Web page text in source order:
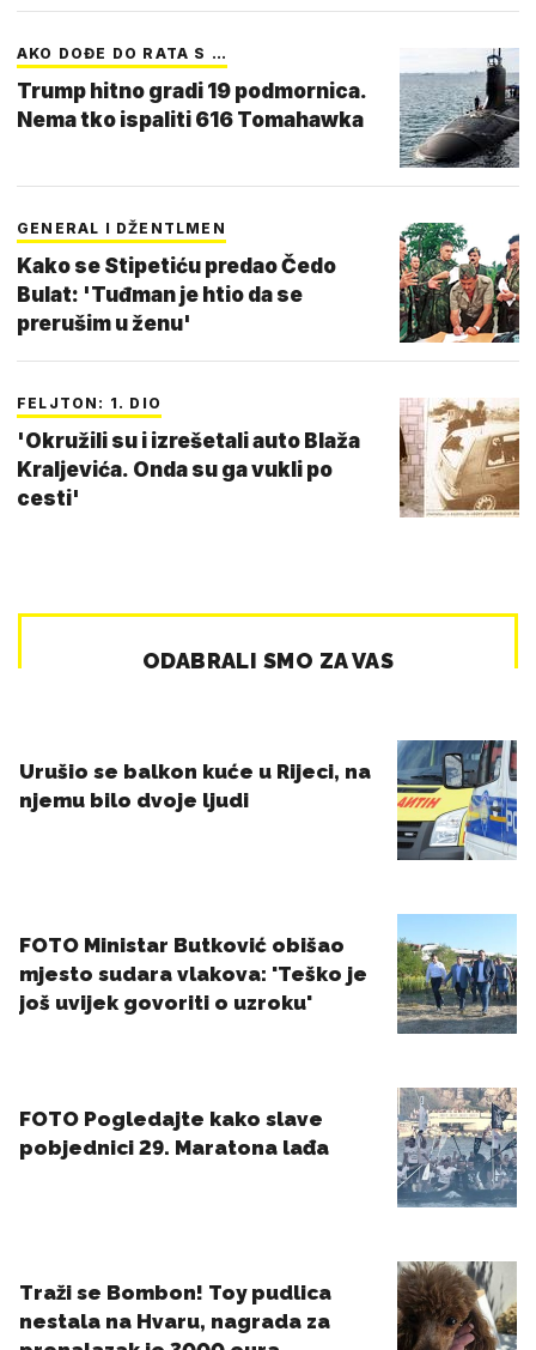
AKO DOĐE DO RATA S …
Trump hitno gradi 19 podmornica.
Nema tko ispaliti 616 Tomahawka
GENERAL I DŽENTLMEN
Kako se Stipetiću predao Čedo
Bulat: 'Tuđman je htio da se
prerušim u ženu'
FELJTON: 1. DIO
'Okružili su i izrešetali auto Blaža
Kraljevića. Onda su ga vukli po
cesti'